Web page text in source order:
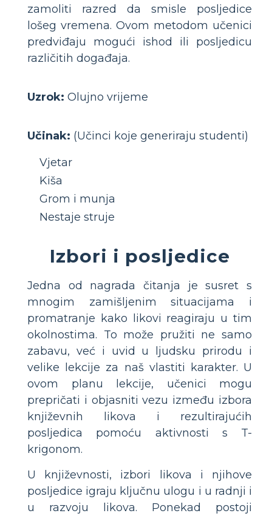
zamoliti razred da smisle posljedice
lošeg vremena. Ovom metodom učenici
predviđaju mogući ishod ili posljedicu
različitih događaja.
Uzrok: Olujno vrijeme
Učinak: (Učinci koje generiraju studenti)
Vjetar
Kiša
Grom i munja
Nestaje struje
Izbori i posljedice
Jedna od nagrada čitanja je susret s
mnogim zamišljenim situacijama i
promatranje kako likovi reagiraju u tim
okolnostima. To može pružiti ne samo
zabavu, već i uvid u ljudsku prirodu i
velike lekcije za naš vlastiti karakter. U
ovom planu lekcije, učenici mogu
prepričati i objasniti vezu između izbora
književnih likova i rezultirajućih
posljedica pomoću aktivnosti s T-
krigonom.
U književnosti, izbori likova i njihove
posljedice igraju ključnu ulogu i u radnji i
u razvoju likova. Ponekad postoji